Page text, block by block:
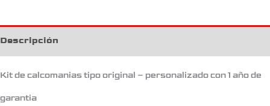
Descripción
Kit de calcomanias tipo original – personalizado con 1 año de
garantia